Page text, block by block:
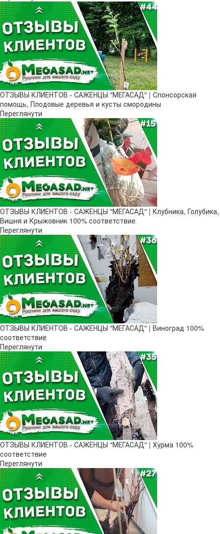
ОТЗЫВЫ КЛИЕНТОВ - САЖЕНЦЫ "МЕГАСАД" | Cпонсорская
помощь, Плодовые деревья и кусты смородины
Переглянути
ОТЗЫВЫ КЛИЕНТОВ - САЖЕНЦЫ "МЕГАСАД" | Клубника, Голубика,
Вишня и Крыжовник 100% соответствие
Переглянути
ОТЗЫВЫ КЛИЕНТОВ - САЖЕНЦЫ "МЕГАСАД" | Виноград 100%
соответствие
Переглянути
ОТЗЫВЫ КЛИЕНТОВ - САЖЕНЦЫ "МЕГАСАД" | Хурма 100%
соответствие
Переглянути